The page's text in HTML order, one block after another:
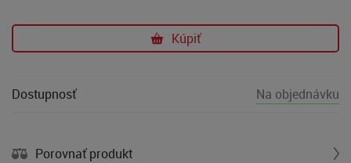
Kúpiť
Dostupnosť Na objednávku
Porovnať produkt